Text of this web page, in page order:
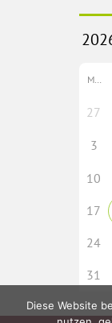
MO
27
3
10
17
24
31
Diese Website